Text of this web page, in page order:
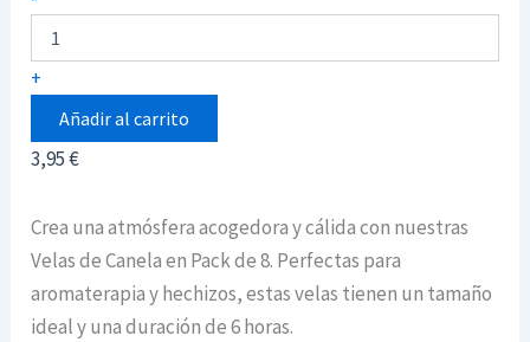
de
Canela
en
de
Pack
unidades
+
Añadir al carrito
3,95€
Crea una atmósfera acogedora y cálida con nuestras
Velas de Canela en Pack de 8. Perfectas para
aromaterapia y hechizos, estas velas tienen un tamaño
ideal y una duración de 6 horas.